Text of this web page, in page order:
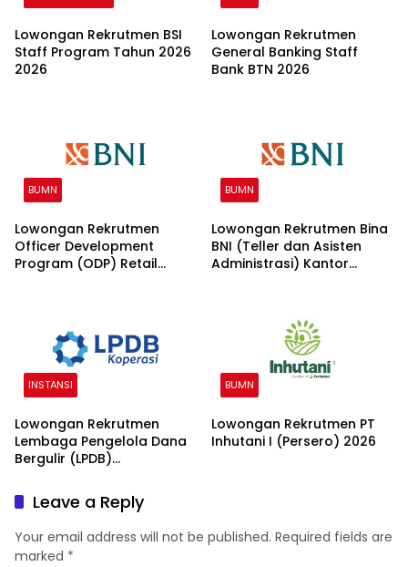
Lowongan Rekrutmen BSI
Staff Program Tahun 2026
2026
Lowongan Rekrutmen
General Banking Staff
Bank BTN 2026
BUMN
Lowongan Rekrutmen
Officer Development
Program (ODP) Retail
BUMN
Lowongan Rekrutmen Bina
BNI (Teller dan Asisten
Administrasi) Kantor
INSTANSI
Lowongan Rekrutmen
Lembaga Pengelola Dana
Bergulir (LPDB)
2026
BUMN
Lowongan Rekrutmen PT
Inhutani I (Persero) 2026
Leave a Reply
Your email address will not be published. Required fields are
marked *